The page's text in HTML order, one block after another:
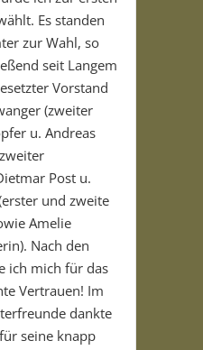
Es standen
zur Wahl, so
seit Langem
Vorstand
(zweiter
u. Andreas
Post u.
und zweite
Amelie
Nach den
ich mich für das
Vertrauen! Im
dankte
seine knapp